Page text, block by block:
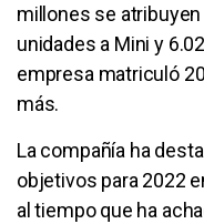
millones se atribuyen
unidades a Mini y
empresa matriculó
más.
La compañía ha
objetivos para 2022
al tiempo que ha